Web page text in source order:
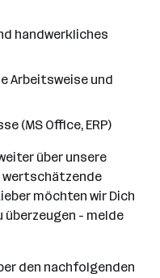
handwerkliches
Arbeitsweise und
(MS Office, ERP)
über unsere
wertschätzende
möchten wir Dich
überzeugen - melde
den nachfolgenden